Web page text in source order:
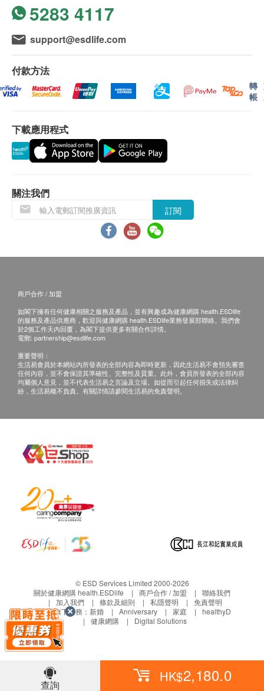
適合人士
關注三高（高血壓、高血糖、高血脂）、關注腸胃
問題（便秘）、消減內臟脂肪、壓力和疲倦
加強免疫力（長者、3歲以上兒童）
多糖多油，多澱粉多肉，欠運動
一般用量（12歲以上）：每天1-2包
重點排毒消脂：每天2包
兒童用量（3-12歲）：每天1包
成份
菊苣纖維(益生元)、玉米糊精、奶加工製品(乳酸粉
末)、比菲德氏B3益生菌、納豆益菌、天然酵穀物萃
取、天然酵母萃取、酸度調節劑(檸檬酸)、甜味劑(三
氯半乳蔗糖,紐甜)
豐盛生活 一錠入眠排毒助眠丸
功效
眠的效果
日本臨床實證顯示，7天有效改善睡眠質素，加快
有效延長深層睡眠的時間
減少在睡覺途中醒來的次數*，能讓人體恢復能
排毒
睡眠質素欠佳、睡眠不足、失眠
更年期女性、焦慮、憂鬱、壓力
調整時差
老年失眠
服用方法
12歲或以上人士
我們將於確定訂單後1-3個工作天內安排發貨。
不排除運送時間會因節日而有所影響。當八號烈風
訊號懸掛或黑色暴雨警告生效時，送貨服務時間將
會延遲。
所有訂單須視乎相關貨品的供應情況再作最後確
認。倘若健康網購health.ESDlife未能提供任何訂
單上的貨品，健康網購health.ESDlife有權拒絕接
客再作安排。
保用條款：
期應最少有12個月或以上。
當顧客收取已訂購之貨品時，有責任檢查貨品是否
如有其他損壞或遺漏查詢，顧客必須保留有效收據
正本，並於送貨後3個工作天內按下列方式聯絡健
康網購health.ESDlife客戶服務部跟進。
查詢
HK$2,180.0
5283 4117
support@esdlife.com
付款方法
轉
帳
下載應用程式
關注我們
訂閱
商戶合作 / 加盟
如閣下擁有任何健康相關之服務及產品，並有興趣成為健康網購 health.ESDlife
的服務及產品供應商，歡迎與健康網購 health.ESDlife業務發展部聯絡。我們會
於2個工作天內回覆，為閣下提供更多有關合作詳情。
電郵: partnership@esdlife.com
重要聲明：
生活易會員於本網站內所發表的全部內容為即時更新，因此生活易不會預先審查
任何內容，並不會保證其準確性、完整性及質量。此外，會員所發表的全部內容
均屬個人意見，並不代表生活易之言論及立場。如從而引起任何損失或法律糾
紛，生活易概不負責。有關詳情請參閱生活易的免責聲明。
© ESD Services Limited 2000-2026
關於健康網購 health.ESDlife
商戶合作 / 加盟
聯絡我們
加入我們
條款及細則 私隱聲明
免責聲明
生活易旗下業務： 新婚 Anniversary 家庭
healthyD
健康網購
Digital Solutions